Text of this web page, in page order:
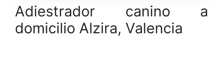
Adiestrador canino a
domicilio Alzira, Valencia